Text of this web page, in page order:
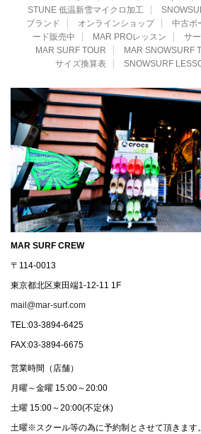
STUNE 低温新雪マイクロ加工
ブランド
オンラインショップ 中古ボ
ード販売中
MAR PROレッスン
サ
MAR SURF TOUR
MAR SNOWSURF
サイズ換算表
SNOWSURF
MAR SURF CREW
〒114-0013
東京都北区東田端1-12-11 1F
mail@mar-surf.com
TEL:03-3894-6425
FAX:03-3894-6675
営業時間（店舗）
月曜～金曜 15:00～20:00
土曜 15:00～20:00(不定休)
土曜※スクール等の為に予約制とさせて頂きます